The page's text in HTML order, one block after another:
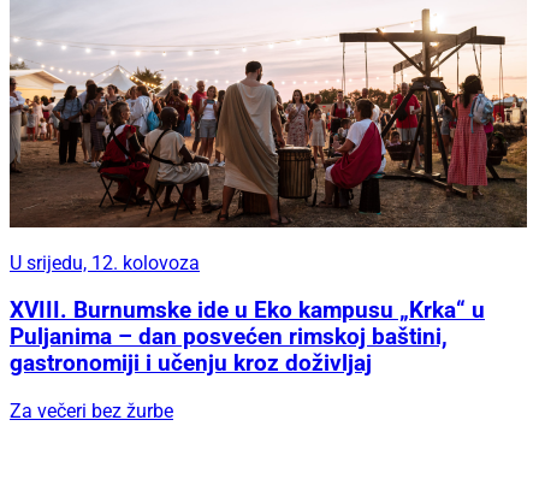
U srijedu, 12. kolovoza
XVIII. Burnumske ide u Eko kampusu „Krka“ u
Puljanima – dan posvećen rimskoj baštini,
gastronomiji i učenju kroz doživljaj
Za večeri bez žurbe